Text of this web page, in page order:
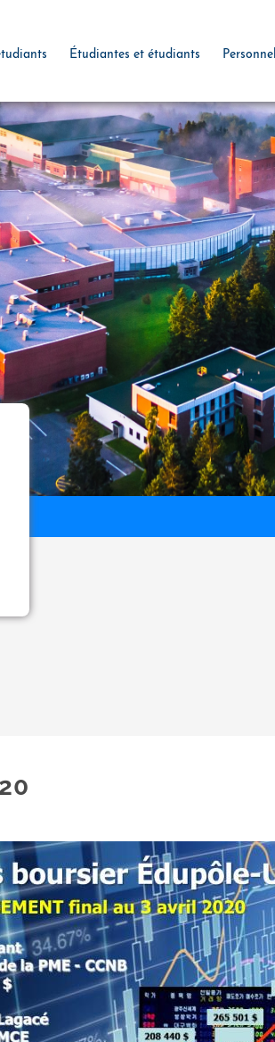
Étudiantes et étudiants Personnel